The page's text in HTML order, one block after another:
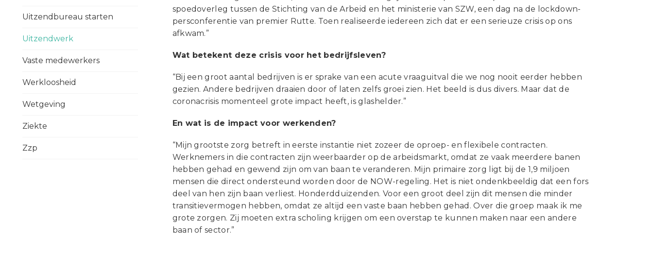
Uitzendbureau starten
Uitzendwerk
Vaste medewerkers
Werkloosheid
Wetgeving
Ziekte
Zzp
spoedoverleg tussen de Stichting van de Arbeid en het ministerie van SZW, een dag na de lockdown-
persconferentie van premier Rutte. Toen realiseerde iedereen zich dat er een serieuze crisis op ons
afkwam.”
Wat betekent deze crisis voor het bedrijfsleven?
“Bij een groot aantal bedrijven is er sprake van een acute vraaguitval die we nog nooit eerder hebben
gezien. Andere bedrijven draaien door of laten zelfs groei zien. Het beeld is dus divers. Maar dat de
coronacrisis momenteel grote impact heeft, is glashelder.”
En wat is de impact voor werkenden?
“Mijn grootste zorg betreft in eerste instantie niet zozeer de oproep- en flexibele contracten.
Werknemers in die contracten zijn weerbaarder op de arbeidsmarkt, omdat ze vaak meerdere banen
hebben gehad en gewend zijn om van baan te veranderen. Mijn primaire zorg ligt bij de 1,9 miljoen
mensen die direct ondersteund worden door de NOW-regeling. Het is niet ondenkbeeldig dat een fors
deel van hen zijn baan verliest. Honderdduizenden. Voor een groot deel zijn dit mensen die minder
transitievermogen hebben, omdat ze altijd een vaste baan hebben gehad. Over die groep maak ik me
grote zorgen. Zij moeten extra scholing krijgen om een overstap te kunnen maken naar een andere
baan of sector.”